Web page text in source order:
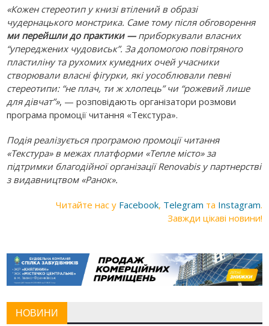
«Кожен стереотип у книзі втілений в образі
чудернацького монстрика. Саме тому після обговорення
ми перейшли до практики — приборкували власних
“упереджених чудовиськ”. За допомогою повітряного
пластиліну та рухомих кумедних очей учасники
створювали власні фігурки, які уособлювали певні
стереотипи: “не плач, ти ж хлопець” чи “рожевий лише
для дівчат”», — розповідають організатори розмови
програма промоції читання «Текстура».
Подія реалізується програмою промоції читання
«Текстура» в межах платформи «Тепле місто» за
підтримки благодійної організації Renovabis у партнерстві
з видавництвом «Ранок».
Читайте нас у Facebook, Telegram та Instagram.
Завжди цікаві новини!
НОВИНИ